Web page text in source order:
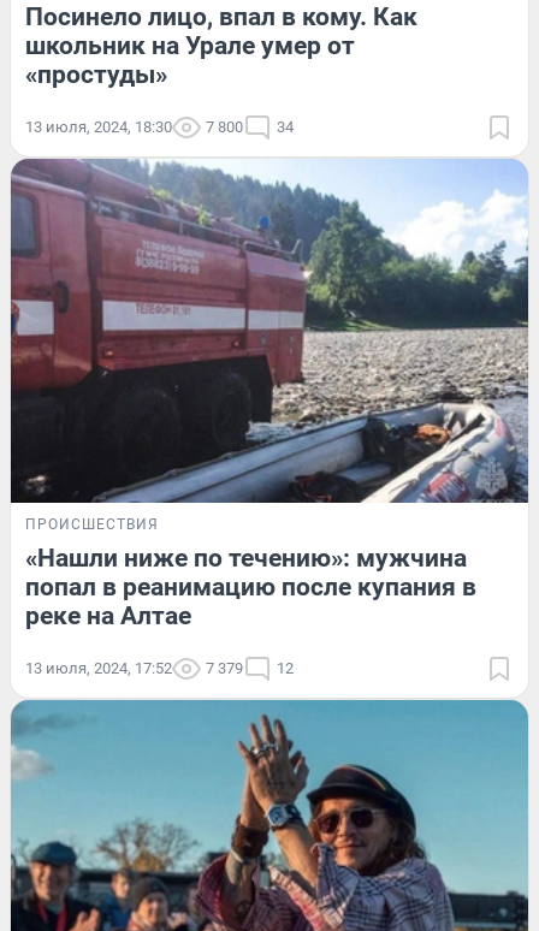
Посинело лицо, впал в кому. Как
школьник на Урале умер от
«простуды»
13 июля, 2024, 18:30 7 800 34
ПРОИСШЕСТВИЯ
«Нашли ниже по течению»: мужчина
попал в реанимацию после купания в
реке на Алтае
13 июля, 2024, 17:52 7 379 12